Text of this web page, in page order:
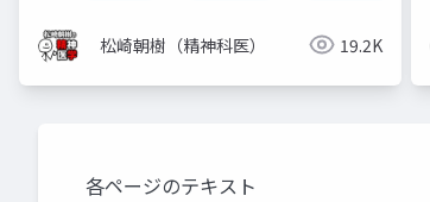
松崎朝樹（精神科医） 19.2K
各ページのテキスト